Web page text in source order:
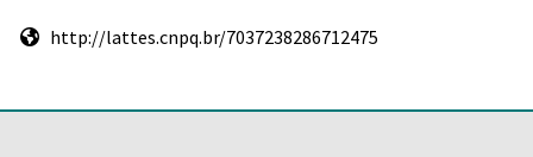
http://lattes.cnpq.br/7037238286712475